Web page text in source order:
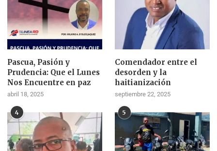
Pascua, Pasión y
Prudencia: Que el Lunes
Nos Encuentre en paz
abril 18, 2025
Comendador entre el
desorden y la
haitianización
septiembre 22, 2025
4 5